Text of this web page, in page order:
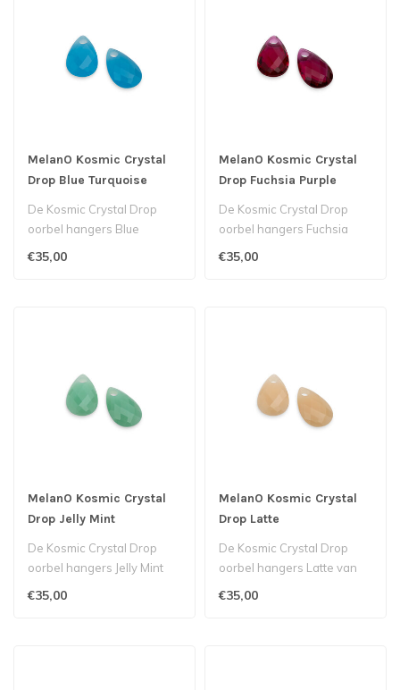
MelanO Kosmic Crystal
Drop Blue Turquoise
De Kosmic Crystal Drop
oorbel hangers Blue
€35,00
MelanO Kosmic Crystal
Drop Fuchsia Purple
De Kosmic Crystal Drop
oorbel hangers Fuchsia
€35,00
MelanO Kosmic Crystal
Drop Jelly Mint
De Kosmic Crystal Drop
oorbel hangers Jelly Mint
€35,00
MelanO Kosmic Crystal
Drop Latte
De Kosmic Crystal Drop
oorbel hangers Latte van
€35,00